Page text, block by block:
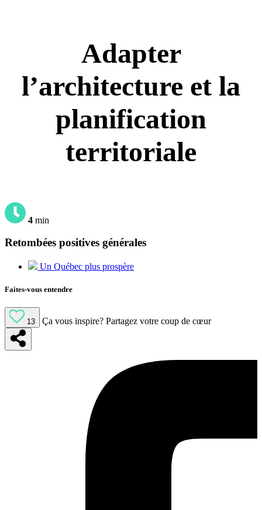
Adapter
l’architecture et la
planification
territoriale
4 min
Retombées positives générales
Un Québec plus prospère
Faites-vous entendre
13 Ça vous inspire? Partagez votre coup de cœur